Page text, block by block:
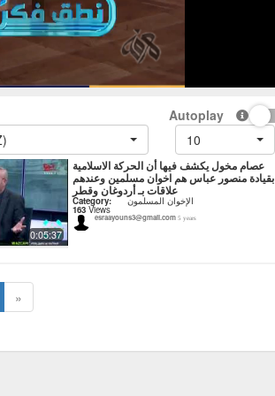
Autoplay
10
0:05:37
عصام مخول يكشف فيها أن الحركة الاسلامية
بقيادة منصور عباس هم اخوان مسلمين وعندهم
علاقات بـ أردوغان وقطر
Category: الإخوان المسلمون
163 Views
esraayouns3@gmail.com 5 years
»